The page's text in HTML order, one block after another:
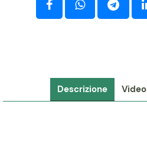
Descrizione Video